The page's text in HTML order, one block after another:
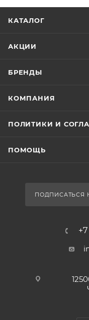
КАТАЛОГ
АКЦИИ
БРЕНДЫ
КОМПАНИЯ
ПОЛИТИКИ И
ПОМОЩЬ
ПОДПИСАТЬСЯ